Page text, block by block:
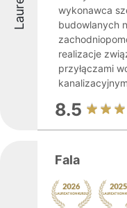
wykonawca
budowlanych
realizacje
przyłączami
8.5
Fala